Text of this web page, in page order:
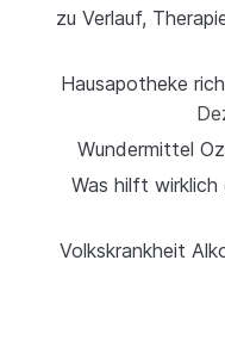
zu Verlauf,
Hausapotheke
Wundermittel
Was hilft wirklich
Volkskrankheit